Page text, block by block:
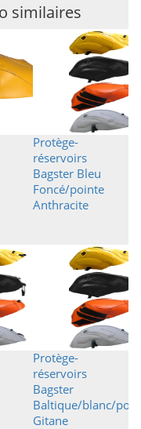
similaires
Protège-
réservoirs
Bagster Bleu
Foncé/pointe
Anthracite
Protège-
réservoirs
Bagster
Baltique/blanc/
Gitane